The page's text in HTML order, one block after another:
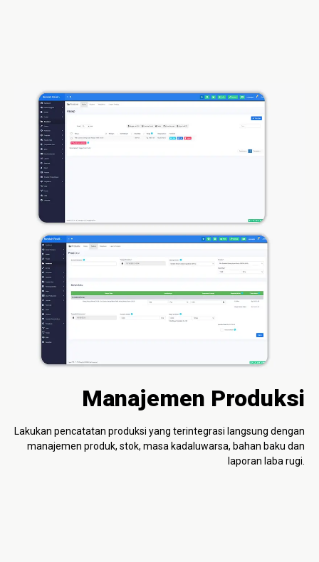
Manajemen Produksi
Lakukan pencatatan produksi yang terintegrasi langsung dengan
manajemen produk, stok, masa kadaluwarsa, bahan baku dan
laporan laba rugi.